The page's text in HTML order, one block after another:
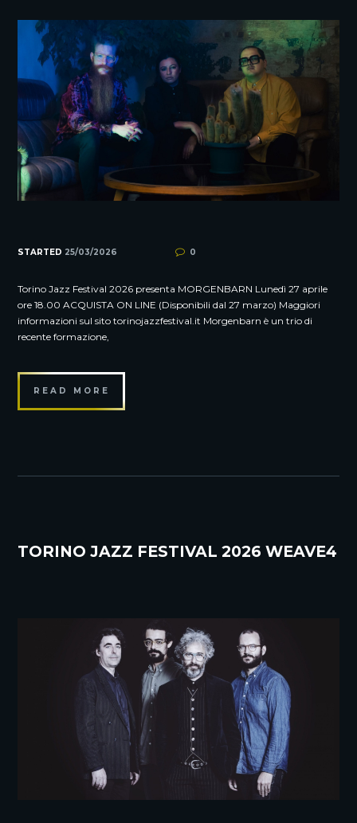
STARTED 25/03/2026 0
Torino Jazz Festival 2026 presenta MORGENBARN Lunedì 27 aprile
ore 18.00 ACQUISTA ON LINE (Disponibili dal 27 marzo) Maggiori
informazioni sul sito torinojazzfestival.it Morgenbarn è un trio di
recente formazione,
READ MORE
TORINO JAZZ FESTIVAL 2026 WEAVE4